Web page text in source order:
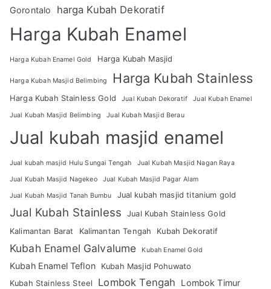
Gorontalo harga Kubah Dekoratif
Harga Kubah Enamel
Harga Kubah Enamel Gold Harga Kubah Masjid
Harga Kubah Masjid Belimbing Harga Kubah Stainless
Harga Kubah Stainless Gold Jual Kubah Dekoratif Jual Kubah Enamel
Jual Kubah Masjid Belimbing Jual Kubah Masjid Berau
Jual kubah masjid enamel
Jual kubah masjid Hulu Sungai Tengah Jual Kubah Masjid Nagan Raya
Jual Kubah Masjid Nagekeo Jual Kubah Masjid Pagar Alam
Jual Kubah Masjid Tanah Bumbu Jual kubah masjid titanium gold
Jual Kubah Stainless
Jual Kubah Stainless Gold
Kalimantan Barat
Kalimantan Tengah Kubah Dekoratif
Kubah Enamel Galvalume Kubah Enamel Gold
Kubah Enamel Teflon
Kubah Masjid Pohuwato
Kubah Stainless Steel
Lombok Tengah Lombok Timur